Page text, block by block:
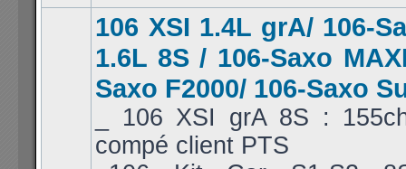
106 XSI 1.4L grA/ 106-
1.6L 8S / 106-Saxo
Saxo F2000/ 106-Saxo
_ 106 XSI grA 8S :
compé client PTS